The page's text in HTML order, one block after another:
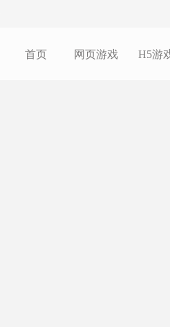
首页 网页游戏 H5游